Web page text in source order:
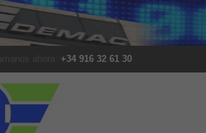
+34 916 32 61 30